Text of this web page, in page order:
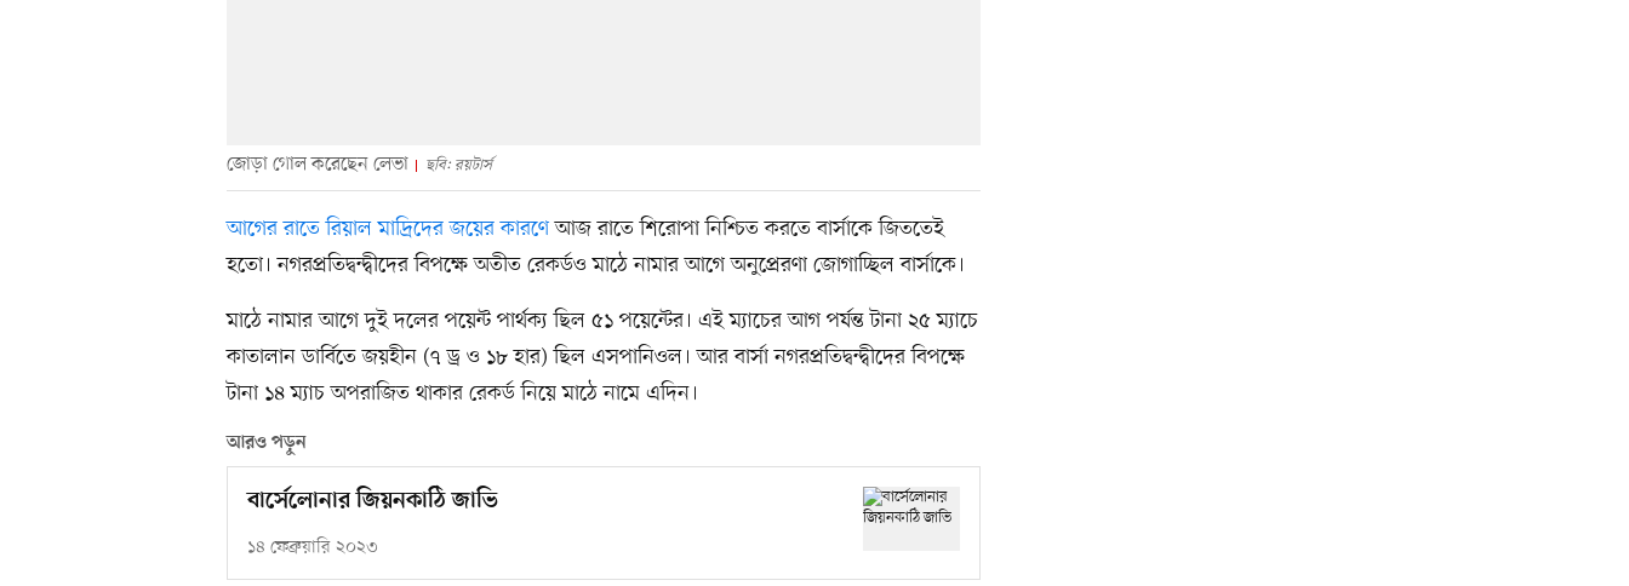
জোড়া গোল করেছেন লেভা ছবি: রয়টার্স
আগের রাতে রিয়াল মাদ্রিদের জয়ের কারণেআজ রাতে শিরোপা নিশ্চিত করতে বার্সাকে জিততেই
হতো। নগরপ্রতিদ্বন্দ্বীদের বিপক্ষে অতীত রেকর্ডও মাঠে নামার আগে অনুপ্রেরণা জোগাচ্ছিল বার্সাকে।
মাঠে নামার আগে দুই দলের পয়েন্ট পার্থক্য ছিল ৫১ পয়েন্টের। এই ম্যাচের আগ পর্যন্ত টানা ২৫ ম্যাচে
কাতালান ডার্বিতে জয়হীন (৭ ড্র ও ১৮ হার) ছিল এসপানিওল। আর বার্সা নগরপ্রতিদ্বন্দ্বীদের বিপক্ষে
টানা ১৪ ম্যাচ অপরাজিত থাকার রেকর্ড নিয়ে মাঠে নামে এদিন।
আরও পড়ুন
বার্সেলোনার জিয়নকাঠি জাভি
১৪ ফেব্রুয়ারি ২০২৩